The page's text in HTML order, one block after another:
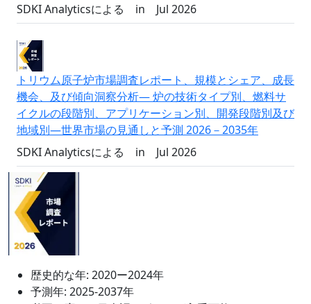
SDKI Analyticsによる
in Jul 2026
トリウム原子炉市場調査レポート、規模とシェア、成長
機会、及び傾向洞察分析― 炉の技術タイプ別、燃料サ
イクルの段階別、アプリケーション別、開発段階別及び
地域別―世界市場の見通しと予測 2026－2035年
SDKI Analyticsによる
in Jul 2026
歴史的な年: 2020ー2024年
予測年: 2025-2037年